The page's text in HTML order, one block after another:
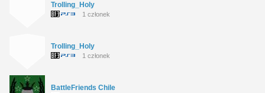
Trolling_Holy
1 członek
Trolling_Holy
1 członek
BattleFriends Chile